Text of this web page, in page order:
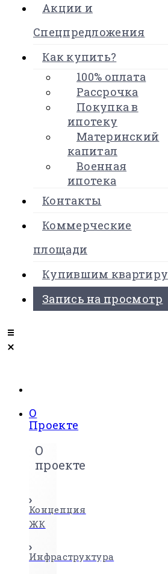
Акции и
Спецпредложения
Как купить?
100% оплата
Рассрочка
Покупка в
ипотеку
Материнский
капитал
Военная
ипотека
Контакты
Коммерческие
площади
Купившим квартиру
Запись на просмотр
О
Проекте
О
проекте
Концепция
ЖК
Инфраструктура